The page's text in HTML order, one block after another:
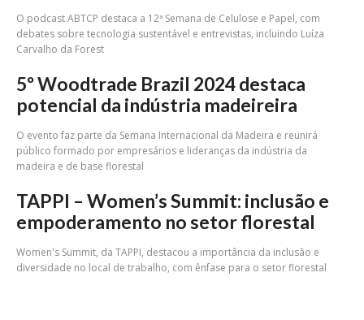
O podcast ABTCP destaca a 12ª Semana de Celulose e Papel, com
debates sobre tecnologia sustentável e entrevistas, incluindo Luíza
Carvalho da Forest
5º Woodtrade Brazil 2024 destaca
potencial da indústria madeireira
O evento faz parte da Semana Internacional da Madeira e reunirá
público formado por empresários e lideranças da indústria da
madeira e de base florestal
TAPPI – Women’s Summit: inclusão e
empoderamento no setor florestal
Women's Summit, da TAPPI, destacou a importância da inclusão e
diversidade no local de trabalho, com ênfase para o setor florestal